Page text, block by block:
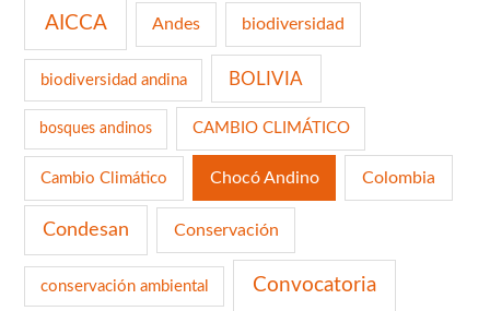
AICCA Andes biodiversidad
biodiversidad andina BOLIVIA
bosques andinos CAMBIO CLIMÁTICO
Cambio Climático Chocó Andino Colombia
Condesan Conservación
conservación ambiental Convocatoria